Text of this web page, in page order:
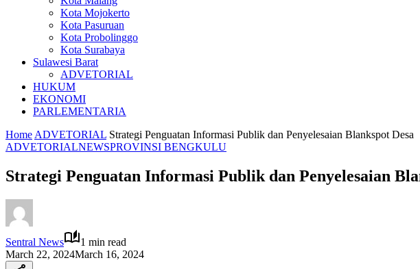
Kota Mojokerto
Kota Pasuruan
Kota Probolinggo
Kota Surabaya
Sulawesi Barat
ADVETORIAL
HUKUM
EKONOMI
PARLEMENTARIA
Home ADVETORIAL Strategi Penguatan Informasi Publik dan Penyelesaian Blankspot Desa
ADVETORIALNEWSPROVINSI BENGKULU
Strategi Penguatan Informasi Publik dan Penyelesaian
Sentral News
1 min read
March 22, 2024March 16, 2024